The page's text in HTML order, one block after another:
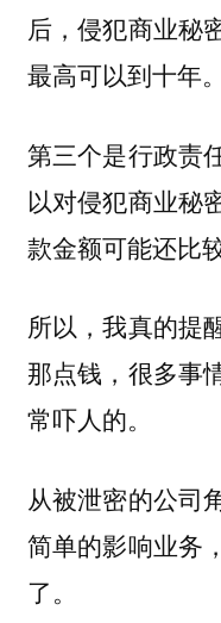
后，侵犯商业秘
最高可以到十年。
第三个是行政责
以对侵犯商业秘
款金额可能还比
所以，我真的提
那点钱，很多事
常吓人的。
从被泄密的公司
简单的影响业务
了。